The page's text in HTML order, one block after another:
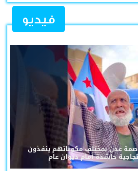
فيديو
عدن بمختلف مكوناتهم ينفذون
حاشدة أمام ديوان عام